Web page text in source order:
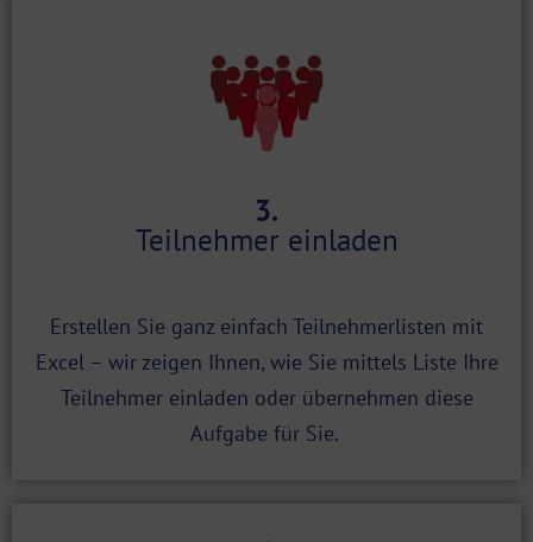
3.
Teilnehmer einladen
Erstellen Sie ganz einfach Teilnehmerlisten mit
Excel – wir zeigen Ihnen, wie Sie mittels Liste Ihre
Teilnehmer einladen oder übernehmen diese
Aufgabe für Sie.